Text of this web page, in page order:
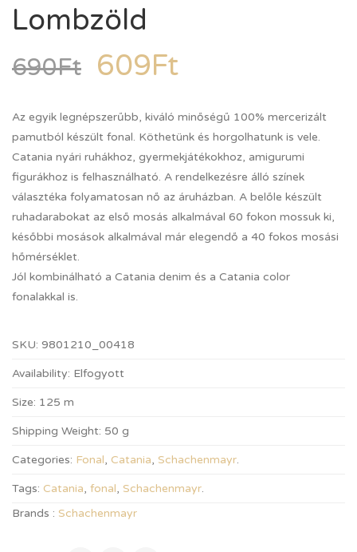
Lombzöld
690Ft 609Ft
Az egyik legnépszerűbb, kiváló minőségű 100% mercerizált
pamutból készült fonal. Köthetünk és horgolhatunk is vele.
Catania nyári ruhákhoz, gyermekjátékokhoz, amigurumi
figurákhoz is felhasználható. A rendelkezésre álló színek
választéka folyamatosan nő az áruházban. A belőle készült
ruhadarabokat az első mosás alkalmával 60 fokon mossuk ki,
későbbi mosások alkalmával már elegendő a 40 fokos mosási
hőmérséklet.
Jól kombinálható a Catania denim és a Catania color
fonalakkal is.
SKU: 9801210_00418
Availability: Elfogyott
Size: 125 m
Shipping Weight: 50 g
Categories: Fonal, Catania, Schachenmayr.
Tags: Catania, fonal, Schachenmayr.
Brands : Schachenmayr